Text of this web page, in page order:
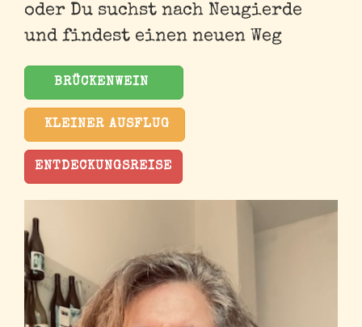
oder Du suchst nach Neugierde
und findest einen neuen Weg
BRÜCKENWEIN
KLEINER AUSFLUG
ENTDECKUNGSREISE